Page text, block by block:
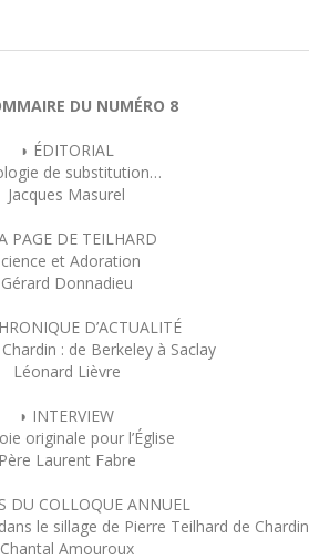
DU NUMÉRO 8
◗ ÉDITORIAL
de substitution…
Jacques Masurel
PAGE DE TEILHARD
et Adoration
Gérard Donnadieu
D’ACTUALITÉ
: de Berkeley à Saclay
Léonard Lièvre
◗ INTERVIEW
originale pour l’Église
Père Laurent Fabre
DU COLLOQUE ANNUEL
le sillage de Pierre Teilhard de Chardin
Chantal Amouroux